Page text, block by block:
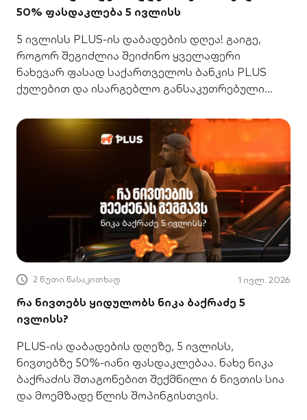
50% ფასდაკლება 5 ივლისს
5 ივლისს PLUS-ის დაბადების დღეა! გაიგე,
როგორ შეგიძლია შეიძინო ყველაფერი
ნახევარ ფასად საქართველოს ბანკის PLUS
ქულებით და ისარგებლო განსაკუთრებული
2 წუთი წასაკითხად 1 ივლ. 2026
რა ნივთებს ყიდულობს ნიკა ბაქრაძე 5
ივლისს?
PLUS-ის დაბადების დღეზე, 5 ივლისს,
ნივთებზე 50%-იანი ფასდაკლებაა. ნახე ნიკა
ბაქრაძის შთაგონებით შექმნილი 6 ნივთის სია
და მოემზადე წლის შოპინგისთვის.